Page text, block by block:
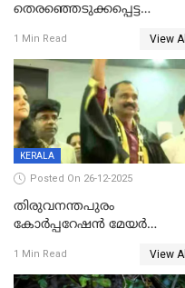
തെരഞ്ഞെടുക്കപ്പെട്ട
ആദ്യ വോട്ട് അസാധു; കണ്ണൂർ
ഡെപ്യൂട്ടി മേയർ സ്ഥാനത്ത്
താഹിറിന് വിജയം
1 Min Read View All
KERALA
Posted On 26-12-2025
തിരുവനന്തപുരം
കോര്‍പ്പറേഷന്‍ മേയര്‍
ഹൈക്കോടതിയിലേക്ക്;
സത്യപ്രതിജ്ഞ ചടങ്ങില്‍
1 Min Read View All